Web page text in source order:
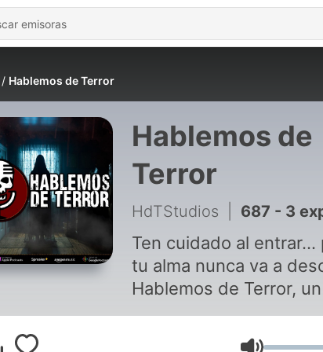
Hablemos de Terror
Hablemos de
Terror
HdTStudios 687 - 3 experiencias de TERROR de
Ten cuidado al entrar...
tu alma nunca va a
Hablemos de Terror,
para compartir tus
más terroríficas y nos